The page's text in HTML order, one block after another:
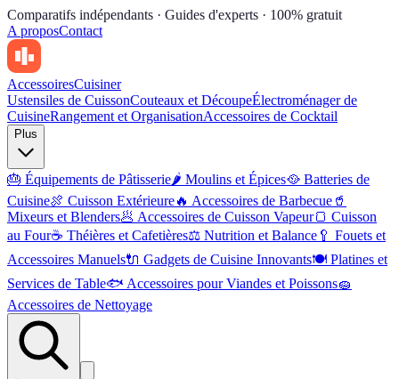
Comparatifs indépendants · Guides d'experts · 100% gratuit
A proposContact
AccessoiresCuisiner
Ustensiles de CuissonCouteaux et DécoupeÉlectroménager de
CuisineRangement et OrganisationAccessoires de Cocktail
Plus
🎂 Équipements de Pâtisserie🌶 Moulins et Épices🥘 Batteries de
Cuisine🍖 Cuisson Extérieure🔥 Accessoires de Barbecue 🥤
Mixeurs et Blenders🥟 Accessoires de Cuisson Vapeur🍞 Cuisson
au Four☕ Théières et Cafetières⚖️ Nutrition et Balance 🥄 Fouets et
Accessoires Manuels🔌 Gadgets de Cuisine Innovants🍽 Platines et
Services de Table🐟 Accessoires pour Viandes et Poissons🧽
Accessoires de Nettoyage